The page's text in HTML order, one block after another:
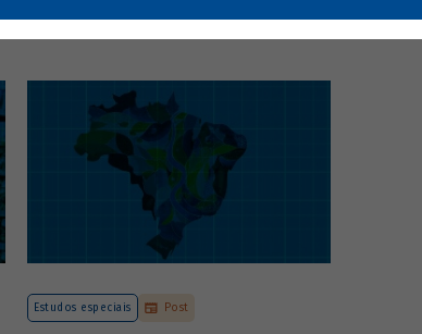
Estudos especiais Post